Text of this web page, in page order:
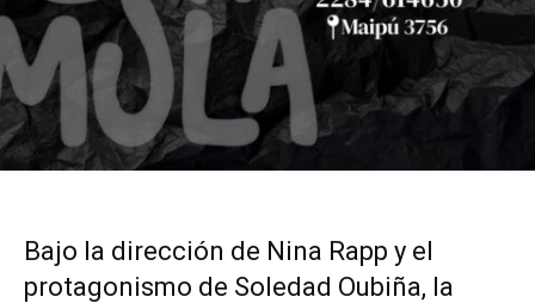
Bajo la dirección de Nina Rapp y el
protagonismo de Soledad Oubiña, la